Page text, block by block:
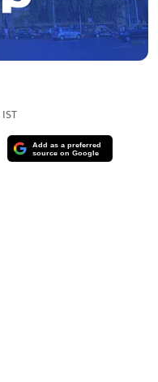
IST
Add as a preferred
source on Google